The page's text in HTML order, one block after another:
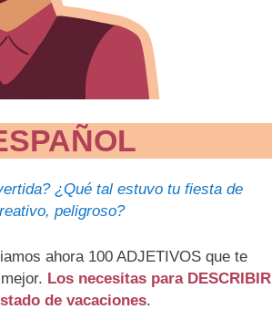
¿Qué tal estuvo tu fiesta de
peligroso?
ahora 100 ADJETIVOS que te
Los necesitas para DESCRIBIR
de vacaciones.